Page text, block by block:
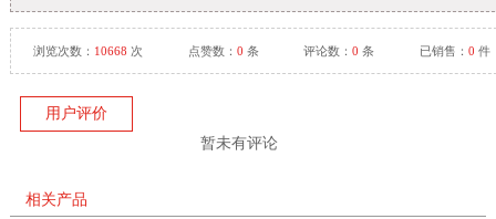
浏览次数： 10668 次 点赞数： 0 条 评论数：0 条 已销售： 0 件
用户评价
暂未有评论
相关产品